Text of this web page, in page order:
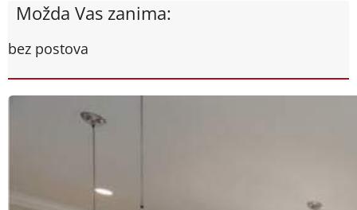
Možda Vas zanima:
bez postova